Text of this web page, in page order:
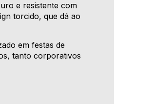
e resistente com
torcido, que dá ao
em festas de
tanto corporativos